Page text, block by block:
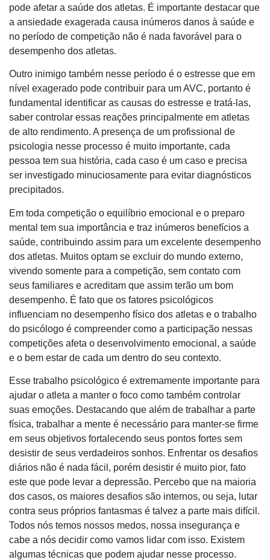
pode afetar a saúde dos atletas. É importante destacar que
a ansiedade exagerada causa inúmeros danos à saúde e
no período de competição não é nada favorável para o
desempenho dos atletas.
Outro inimigo também nesse período é o estresse que em
nível exagerado pode contribuir para um AVC, portanto é
fundamental identificar as causas do estresse e tratá-las,
saber controlar essas reações principalmente em atletas
de alto rendimento. A presença de um profissional de
psicologia nesse processo é muito importante, cada
pessoa tem sua história, cada caso é um caso e precisa
ser investigado minuciosamente para evitar diagnósticos
precipitados.
Em toda competição o equilíbrio emocional e o preparo
mental tem sua importância e traz inúmeros benefícios a
saúde, contribuindo assim para um excelente desempenho
dos atletas. Muitos optam se excluir do mundo externo,
vivendo somente para a competição, sem contato com
seus familiares e acreditam que assim terão um bom
desempenho. É fato que os fatores psicológicos
influenciam no desempenho físico dos atletas e o trabalho
do psicólogo é compreender como a participação nessas
competições afeta o desenvolvimento emocional, a saúde
e o bem estar de cada um dentro do seu contexto.
Esse trabalho psicológico é extremamente importante para
ajudar o atleta a manter o foco como também controlar
suas emoções. Destacando que além de trabalhar a parte
física, trabalhar a mente é necessário para manter-se firme
em seus objetivos fortalecendo seus pontos fortes sem
desistir de seus verdadeiros sonhos. Enfrentar os desafios
diários não é nada fácil, porém desistir é muito pior, fato
este que pode levar a depressão. Percebo que na maioria
dos casos, os maiores desafios são internos, ou seja, lutar
contra seus próprios fantasmas é talvez a parte mais difícil.
Todos nós temos nossos medos, nossa insegurança e
cabe a nós decidir como vamos lidar com isso. Existem
algumas técnicas que podem ajudar nesse processo.